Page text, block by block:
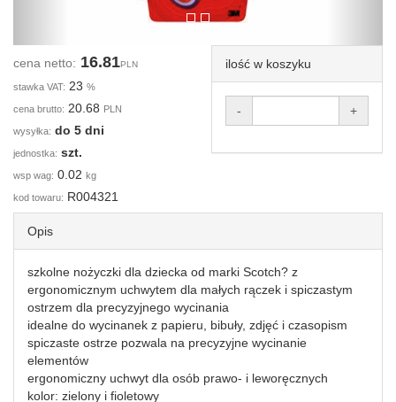
cena netto: 16.81PLN
stawka VAT: 23 %
cena brutto: 20.68 PLN
wysyłka: do 5 dni
jednostka: szt.
wsp wag: 0.02 kg
kod towaru: R004321
ilość w koszyku
- +
Opis
szkolne nożyczki dla dziecka od marki Scotch? z
ergonomicznym uchwytem dla małych rączek i spiczastym
ostrzem dla precyzyjnego wycinania
idealne do wycinanek z papieru, bibuły, zdjęć i czasopism
spiczaste ostrze pozwala na precyzyjne wycinanie
elementów
ergonomiczny uchwyt dla osób prawo- i leworęcznych
kolor: zielony i fioletowy